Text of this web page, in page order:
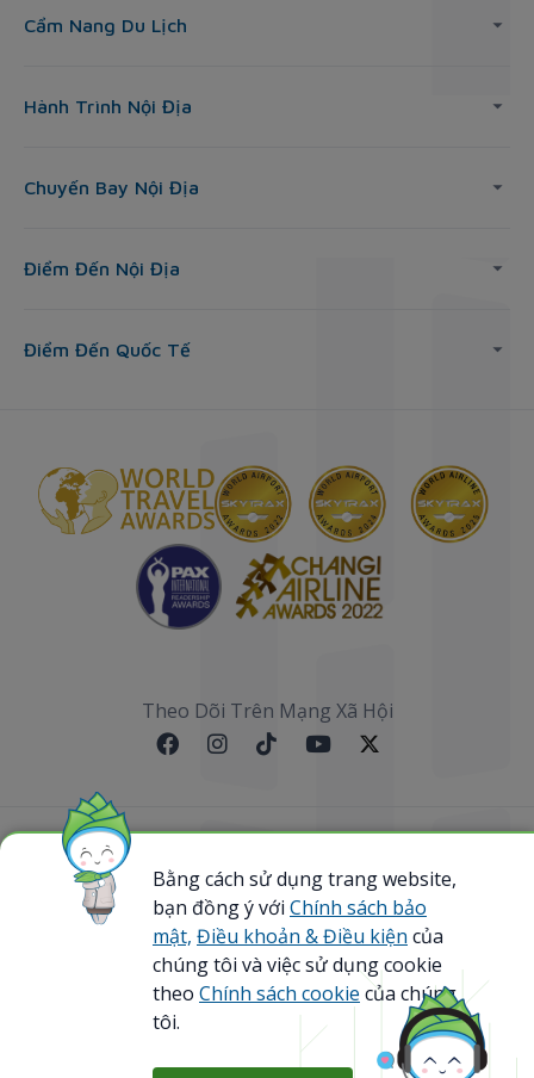
Cẩm Nang Du Lịch
Hành Trình Nội Địa
Chuyến Bay Nội Địa
Điểm Đến Nội Địa
Điểm Đến Quốc Tế
Theo Dõi Trên Mạng Xã Hội
Sơ đồ website
@ 2023 Bamboo Airways Copyright. All Rights
Reserved.
Business Registration Code: 0107867370
Bằng cách sử dụng trang website,
bạn đồng ý với Chính sách bảo
mật, Điều khoản & Điều kiện của
chúng tôi và việc sử dụng cookie
theo Chính sách cookie của chúng
tôi.